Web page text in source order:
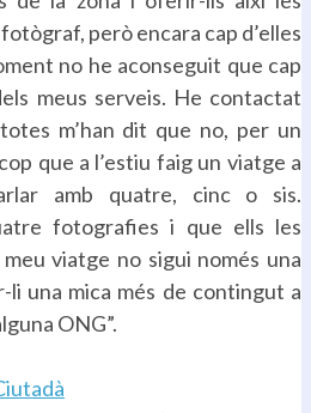
però encara cap d’elles
no he aconseguit que cap
meus serveis. He contactat
m’han dit que no, per un
que a l’estiu faig un viatge a
amb quatre, cinc o sis.
fotografies i que ells les
viatge no sigui només una
li una mica més de contingut a
ONG”.